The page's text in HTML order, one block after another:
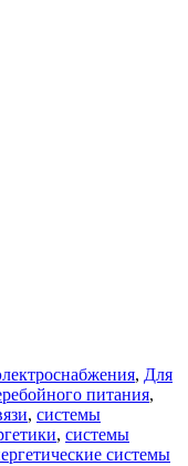
, Для
питания,
, системы
, системы
системы